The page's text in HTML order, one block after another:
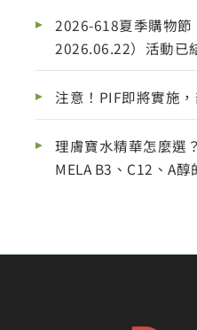
2026-618夏季購物
2026.06.22）活動已
注意！PIF即將實施
理膚寶水精華怎麼選
MELA B3、C12、A醇